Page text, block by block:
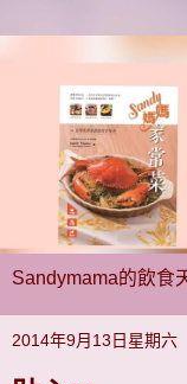
Sandymama的飲食
2014年9月13日星期六